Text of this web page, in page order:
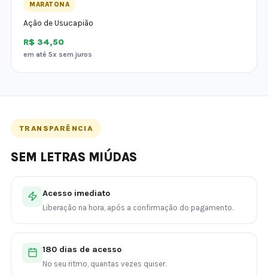
MARATONA
Ação de Usucapião
R$ 34,50
em até 5x sem juros
TRANSPARÊNCIA
SEM LETRAS MIÚDAS
Acesso imediato
Liberação na hora, após a confirmação do pagamento.
180 dias de acesso
No seu ritmo, quantas vezes quiser.